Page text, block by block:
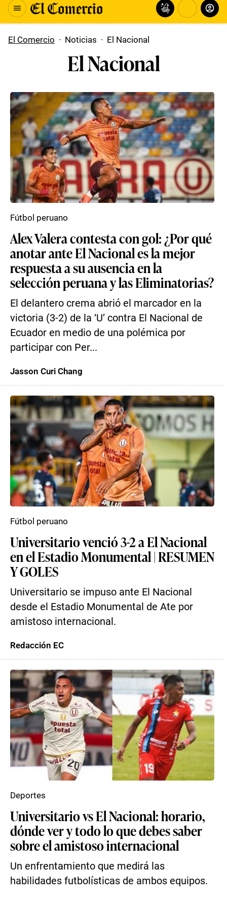
El Comercio · Noticias · El Nacional
El Nacional
Alex Valera contesta con gol: ¿Por qué
anotar ante El Nacional es la mejor
respuesta a su ausencia en la
selección peruana y las Eliminatorias?
El delantero crema abrió el marcador en la
victoria (3-2) de la ‘U’ contra El Nacional de
Ecuador en medio de una polémica por
participar con Per...
Fútbol peruano
Jasson Curi Chang
Universitario venció 3-2 a El Nacional
en el Estadio Monumental | RESUMEN
Y GOLES
Universitario se impuso ante El Nacional
desde el Estadio Monumental de Ate por
amistoso internacional.
Fútbol peruano
Redacción EC
Universitario vs El Nacional: horario,
dónde ver y todo lo que debes saber
sobre el amistoso internacional
Un enfrentamiento que medirá las
habilidades futbolísticas de ambos equipos.
Deportes